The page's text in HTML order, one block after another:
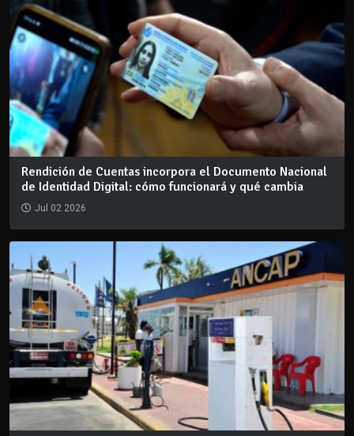
Rendición de Cuentas incorpora el Documento Nacional
de Identidad Digital: cómo funcionará y qué cambia
Jul 02 2026